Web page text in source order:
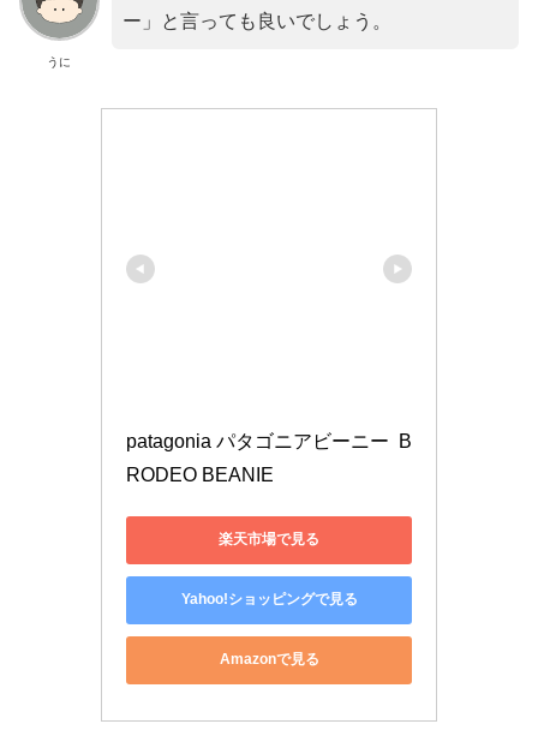
うに
ー」と言っても良いでしょう。
patagonia パタゴニアビーニー  B
RODEO BEANIE
楽天市場で見る
Yahoo!ショッピングで見る
Amazonで見る